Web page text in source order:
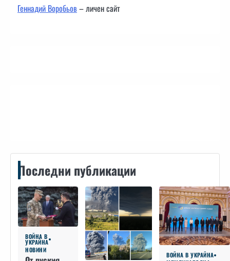
Геннадий Воробьов– личен сайт
Последни публикации
ВОЙНА В
УКРАЙНА
НОВИНИ
ВОЙНА В УКРАЙНА